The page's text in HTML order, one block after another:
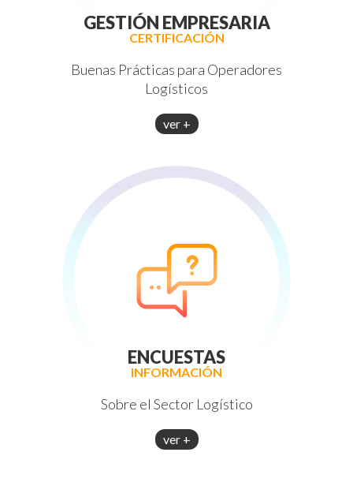
GESTIÓN EMPRESARIA
CERTIFICACIÓN
Buenas Prácticas para Operadores
Logísticos
ver +
ENCUESTAS
INFORMACIÓN
Sobre el Sector Logístico
ver +